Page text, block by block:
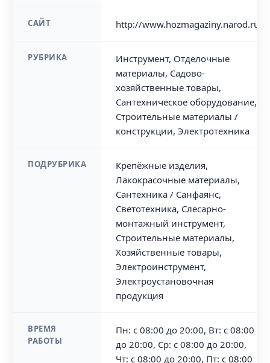
САЙТ http://www.hozmagaziny.narod.ru
РУБРИКА
Инструмент, Отделочные
материалы, Садово-
хозяйственные товары,
Сантехническое оборудование,
Строительные материалы /
конструкции, Электротехника
ПОДРУБРИКА
Крепёжные изделия,
Лакокрасочные материалы,
Сантехника / Санфаянс,
Светотехника, Слесарно-
монтажный инструмент,
Строительные материалы,
Хозяйственные товары,
Электроинструмент,
Электроустановочная
продукция
ВРЕМЯ
РАБОТЫ
Пн: с 08:00 до 20:00, Вт: с 08:00
до 20:00, Ср: с 08:00 до 20:00,
Чт: с 08:00 до 20:00, Пт: с 08:00